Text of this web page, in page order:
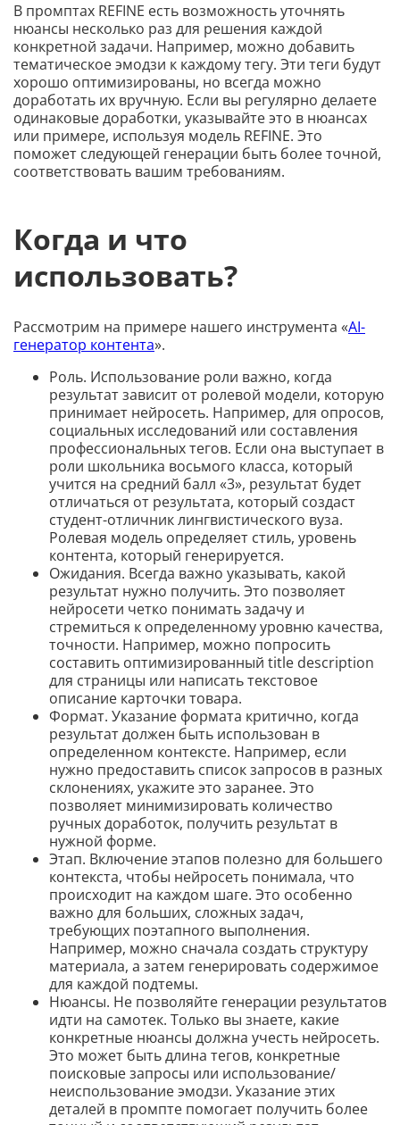
В промптах REFINE есть возможность уточнять
нюансы несколько раз для решения каждой
конкретной задачи. Например, можно добавить
тематическое эмодзи к каждому тегу. Эти теги будут
хорошо оптимизированы, но всегда можно
доработать их вручную. Если вы регулярно делаете
одинаковые доработки, указывайте это в нюансах
или примере, используя модель REFINE. Это
поможет следующей генерации быть более точной,
соответствовать вашим требованиям.
Когда и что
использовать?
Рассмотрим на примере нашего инструмента «AI-
генератор контента».
Роль. Использование роли важно, когда
результат зависит от ролевой модели, которую
принимает нейросеть. Например, для опросов,
социальных исследований или составления
профессиональных тегов. Если она выступает в
роли школьника восьмого класса, который
учится на средний балл «3», результат будет
отличаться от результата, который создаст
студент-отличник лингвистического вуза.
Ролевая модель определяет стиль, уровень
контента, который генерируется.
Ожидания. Всегда важно указывать, какой
результат нужно получить. Это позволяет
нейросети четко понимать задачу и
стремиться к определенному уровню качества,
точности. Например, можно попросить
составить оптимизированный title description
для страницы или написать текстовое
описание карточки товара.
Формат. Указание формата критично, когда
результат должен быть использован в
определенном контексте. Например, если
нужно предоставить список запросов в разных
склонениях, укажите это заранее. Это
позволяет минимизировать количество
ручных доработок, получить результат в
нужной форме.
Этап. Включение этапов полезно для большего
контекста, чтобы нейросеть понимала, что
происходит на каждом шаге. Это особенно
важно для больших, сложных задач,
требующих поэтапного выполнения.
Например, можно сначала создать структуру
материала, а затем генерировать содержимое
для каждой подтемы.
Нюансы. Не позволяйте генерации результатов
идти на самотек. Только вы знаете, какие
конкретные нюансы должна учесть нейросеть.
Это может быть длина тегов, конкретные
поисковые запросы или использование/
неиспользование эмодзи. Указание этих
деталей в промпте помогает получить более